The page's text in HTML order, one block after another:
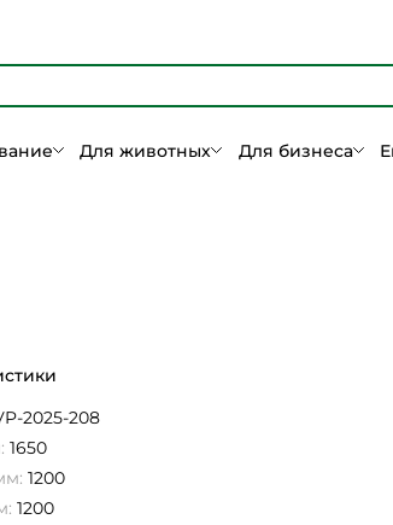
Для животных Для бизнеса
2025-208
1650
1200
1200